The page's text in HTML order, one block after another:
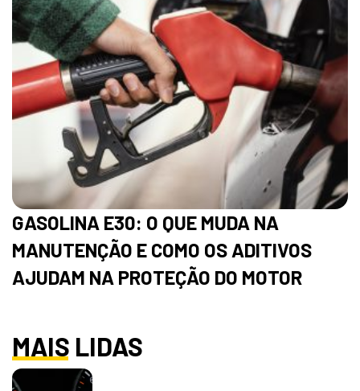
GASOLINA E30: O QUE MUDA NA
MANUTENÇÃO E COMO OS ADITIVOS
AJUDAM NA PROTEÇÃO DO MOTOR
MAIS LIDAS